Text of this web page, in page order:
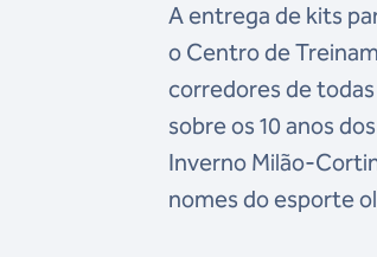
A entrega de kits
o Centro de
corredores de
sobre os 10 anos
Inverno Milão-
nomes do esporte